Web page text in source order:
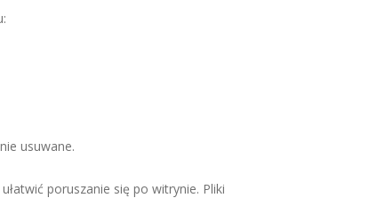
usuwane.
poruszanie się po witrynie. Pliki